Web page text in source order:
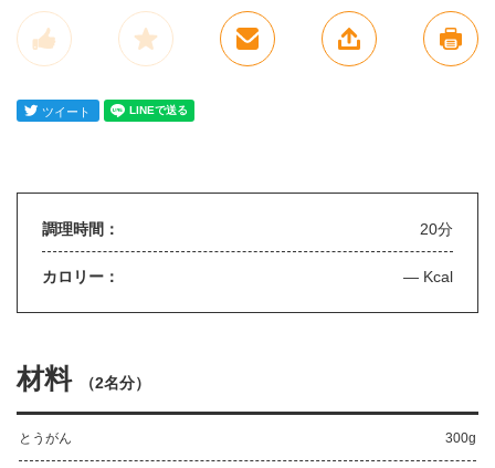
調理時間： 20分
カロリー： — Kcal
材料 （2名分）
とうがん 300g